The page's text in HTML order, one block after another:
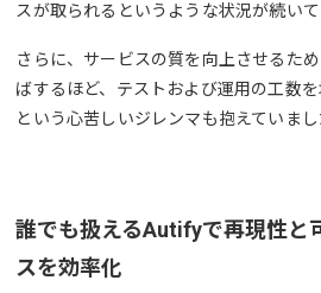
スが取られるというような状況が続いて
さらに、サービスの質を向上させるた
ばするほど、テストおよび運用の工数
という心苦しいジレンマも抱えていまし
誰でも扱えるAutifyで再現性と
スを効率化